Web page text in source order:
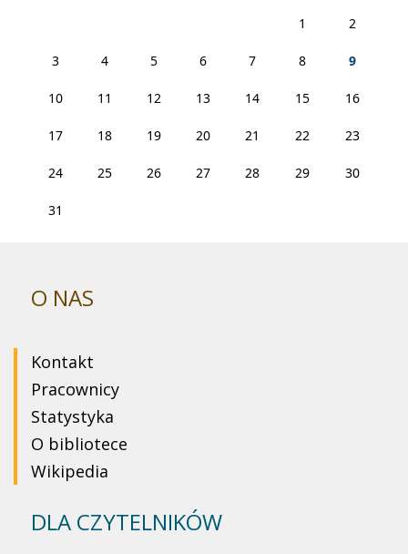
1 2
3 4 5 6 7 8 9
10 11 12 13 14 15 16
17 18 19 20 21 22 23
24 25 26 27 28 29 30
31
O NAS
Kontakt
Pracownicy
Statystyka
O bibliotece
Wikipedia
DLA CZYTELNIKÓW